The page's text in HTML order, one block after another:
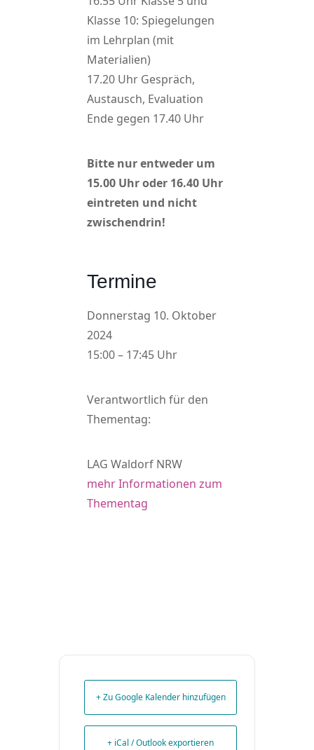
Klasse 10: Spiegelungen
im Lehrplan (mit
Materialien)
17.20 Uhr Gespräch,
Austausch, Evaluation
Ende gegen 17.40 Uhr
Bitte nur entweder um
15.00 Uhr oder 16.40 Uhr
eintreten und nicht
zwischendrin!
Termine
Donnerstag 10. Oktober
2024
15:00 – 17:45 Uhr
Verantwortlich für den
Thementag:
LAG Waldorf NRW
mehr Informationen zum
Thementag
+ Zu Google Kalender hinzufügen
+ iCal / Outlook exportieren